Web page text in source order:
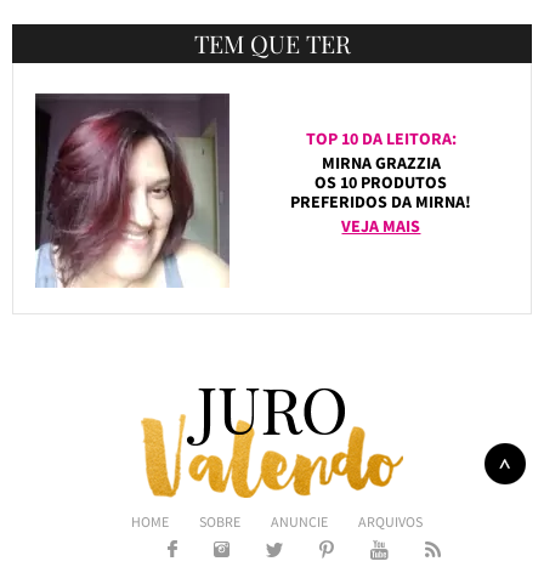
TEM QUE TER
TOP 10 DA LEITORA:
MIRNA GRAZZIA
OS 10 PRODUTOS
PREFERIDOS DA MIRNA!
VEJA MAIS
HOME SOBRE ANUNCIE ARQUIVOS